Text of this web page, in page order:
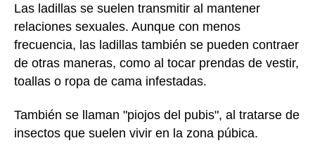
Las ladillas se suelen transmitir al mantener
relaciones sexuales. Aunque con menos
frecuencia, las ladillas también se pueden contraer
de otras maneras, como al tocar prendas de vestir,
toallas o ropa de cama infestadas.
También se llaman "piojos del pubis", al tratarse de
insectos que suelen vivir en la zona púbica.